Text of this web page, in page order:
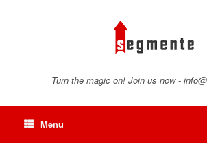
Turn the magic on! Join us now -
Menu